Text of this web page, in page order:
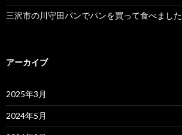
三沢市の川守田パンでパンを買って食べました
アーカイブ
2025年3月
2024年5月